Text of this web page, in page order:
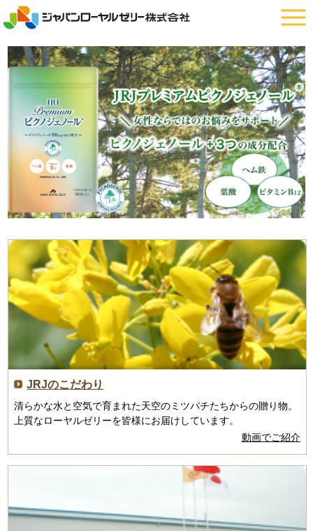
JRJのこだわり
清らかな水と空気で育まれた天空のミツバチたちからの贈り物。
上質なローヤルゼリーを皆様にお届けしています。
動画でご紹介